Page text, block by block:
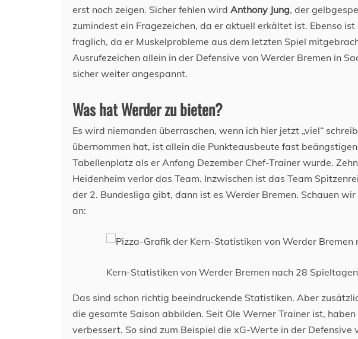
erst noch zeigen. Sicher fehlen wird Anthony Jung, der
zumindest ein Fragezeichen, da er aktuell erkältet ist. Ebenso
fraglich, da er Muskelprobleme aus dem letzten Spiel
Ausrufezeichen allein in der Defensive von Werder Bremen in
sicher weiter angespannt.
Was hat Werder zu bieten?
Es wird niemanden überraschen, wenn ich hier jetzt „viel“
übernommen hat, ist allein die Punkteausbeute fast
Tabellenplatz als er Anfang Dezember Chef-Trainer wurde.
Heidenheim verlor das Team. Inzwischen ist das Team
der 2. Bundesliga gibt, dann ist es Werder Bremen. Schauen
an:
Kern-Statistiken von Werder Bremen nach 28
Das sind schon richtig beeindruckende Statistiken. Aber
die gesamte Saison abbilden. Seit Ole Werner Trainer ist,
verbessert. So sind zum Beispiel die xG-Werte in der Defensive